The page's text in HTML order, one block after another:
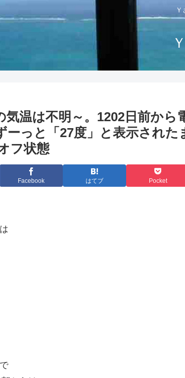
気温は不明～。1202日前から
ーっと「27度」と表示された
フ状態
Facebook はてブ Pocket